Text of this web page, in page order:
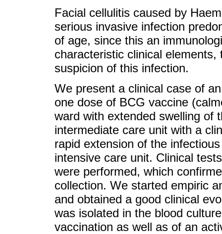
Facial cellulitis caused by
serious invasive infection
of age, since this an
characteristic clinical
suspicion of this infection.
We present a clinical case of
one dose of BCG vaccine
ward with extended swelling of
intermediate care unit with a
rapid extension of the
intensive care unit. Clinical
were performed, which
collection. We started empiric
and obtained a good clinical
was isolated in the blood
vaccination as well as of an